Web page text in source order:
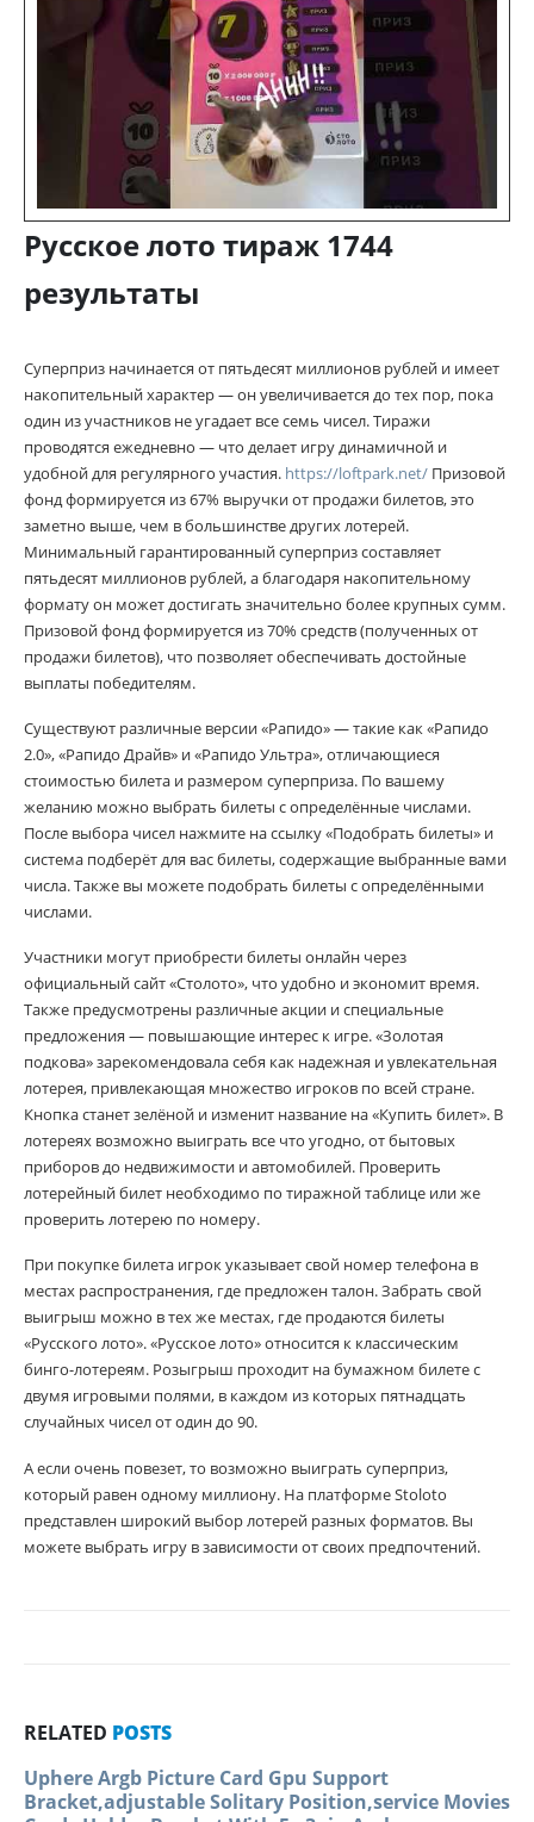
Русское лото тираж 1744
результаты
Суперприз начинается от пятьдесят миллионов рублей и имеет
накопительный характер — он увеличивается до тех пор, пока
один из участников не угадает все семь чисел. Тиражи
проводятся ежедневно — что делает игру динамичной и
удобной для регулярного участия. https://loftpark.net/ Призовой
фонд формируется из 67% выручки от продажи билетов, это
заметно выше, чем в большинстве других лотерей.
Минимальный гарантированный суперприз составляет
пятьдесят миллионов рублей, а благодаря накопительному
формату он может достигать значительно более крупных сумм.
Призовой фонд формируется из 70% средств (полученных от
продажи билетов), что позволяет обеспечивать достойные
выплаты победителям.
Существуют различные версии «Рапидо» — такие как «Рапидо
2.0», «Рапидо Драйв» и «Рапидо Ультра», отличающиеся
стоимостью билета и размером суперприза. По вашему
желанию можно выбрать билеты с определённые числами.
После выбора чисел нажмите на ссылку «Подобрать билеты» и
система подберёт для вас билеты, содержащие выбранные вами
числа. Также вы можете подобрать билеты с определёнными
числами.
Участники могут приобрести билеты онлайн через
официальный сайт «Столото», что удобно и экономит время.
Также предусмотрены различные акции и специальные
предложения — повышающие интерес к игре. «Золотая
подкова» зарекомендовала себя как надежная и увлекательная
лотерея, привлекающая множество игроков по всей стране.
Кнопка станет зелёной и изменит название на «Купить билет». В
лотереях возможно выиграть все что угодно, от бытовых
приборов до недвижимости и автомобилей. Проверить
лотерейный билет необходимо по тиражной таблице или же
проверить лотерею по номеру.
При покупке билета игрок указывает свой номер телефона в
местах распространения, где предложен талон. Забрать свой
выигрыш можно в тех же местах, где продаются билеты
«Русского лото». «Русское лото» относится к классическим
бинго-лотереям. Розыгрыш проходит на бумажном билете с
двумя игровыми полями, в каждом из которых пятнадцать
случайных чисел от один до 90.
А если очень повезет, то возможно выиграть суперприз,
который равен одному миллиону. На платформе Stoloto
представлен широкий выбор лотерей разных форматов. Вы
можете выбрать игру в зависимости от своих предпочтений.
RELATED POSTS
Uphere Argb Picture Card Gpu Support
Bracket,adjustable Solitary Position,service Movies